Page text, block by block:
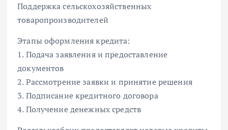
Поддержка сельскохозяйственных
товаропроизводителей
Этапы оформления кредита:
1. Подача заявления и предоставление
документов
2. Рассмотрение заявки и принятие решения
3. Подписание кредитного договора
4. Получение денежных средств